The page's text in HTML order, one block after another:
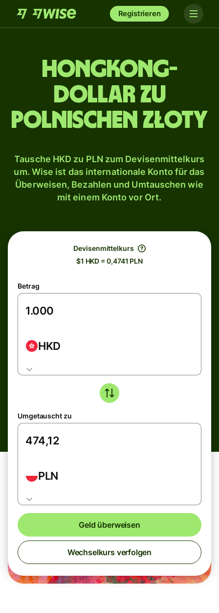
Registrieren
Hongkong-
Dollar zu
polnischen Złoty
Tausche HKD zu PLN zum Devisenmittelkurs
um. Wise ist das internationale Konto für das
Überweisen, Bezahlen und Umtauschen wie
mit einem Konto vor Ort.
Devisenmittelkurs
$1 HKD = 0,4741 PLN
Betrag
HKD
Umgetauscht zu
PLN
Geld überweisen
Wechselkurs verfolgen